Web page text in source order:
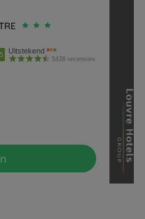
Uitstekend
5438 recensies